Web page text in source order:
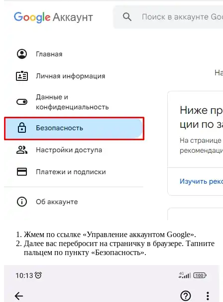
Жмем по ссылке «Управление аккаунтом Google».
Далее вас перебросит на страничку в браузере. Тапните
пальцем по пункту «Безопасность».